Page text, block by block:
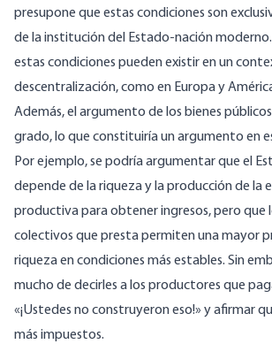
presupone que estas condiciones son
de la institución del Estado-nación
estas condiciones pueden existir en un
descentralización, como en Europay
Además, el argumento de los bienes
grado, lo que constituiría un argumento en
Por ejemplo, se podría argumentar que el
depende de la riqueza y la producción de la
productiva para obtener ingresos, pero que
colectivos que presta permiten una mayor
riqueza en condiciones más estables. Sin
mucho de decirles a los productores que
«¡Ustedes no construyeron eso!» y afirmar
más impuestos.